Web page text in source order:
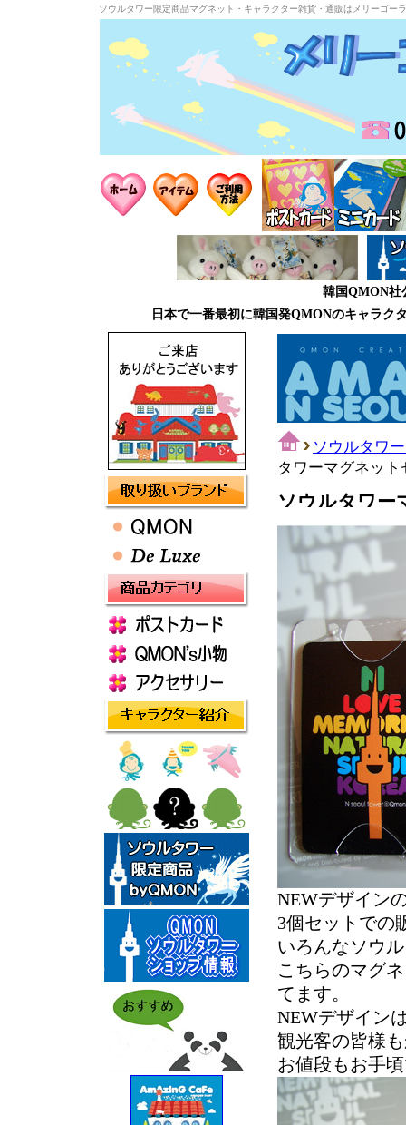
ソウルタワー限定商品マグネット・キャラクター雑貨・通販はメリーゴー
韓国QMON社
日本で一番最初に韓国発QMONのキャラク
ソウルタワ
タワーマグネット
ソウルタワー
NEWデザイン
3個セットでの
いろんなソウ
こちらのマグ
てます。
NEWデザイン
観光客の皆様
お値段もお手